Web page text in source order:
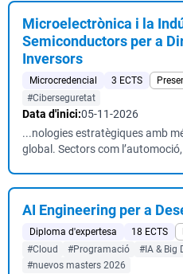
Microelectrònica i la
Semiconductors per a
Inversors
Microcredencial 3 ECTS
#Ciberseguretat
Data d'inici:05-11-2026
...nologies estratègiques amb
global. Sectors com
AI Engineering per a
Diploma d'expertesa 18 ECTS
#Cloud
#Programació #IA & Big
#nuevos masters 2026